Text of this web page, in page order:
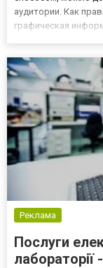
аудитории. Как
графическая
сообщают о
Реклама
Послуги
лабораторії